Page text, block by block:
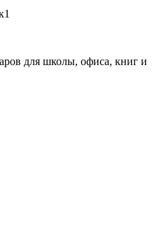
для школы, офиса, книг и